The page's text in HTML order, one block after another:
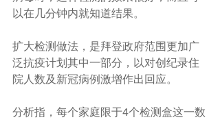
以在几分钟内就知道结果。
扩大检测做法，是拜登政府范围更加广
泛抗疫计划其中一部分，以对创纪录住
院人数及新冠病例激增作出回应。
分析指，每个家庭限于4个检测盒这一数